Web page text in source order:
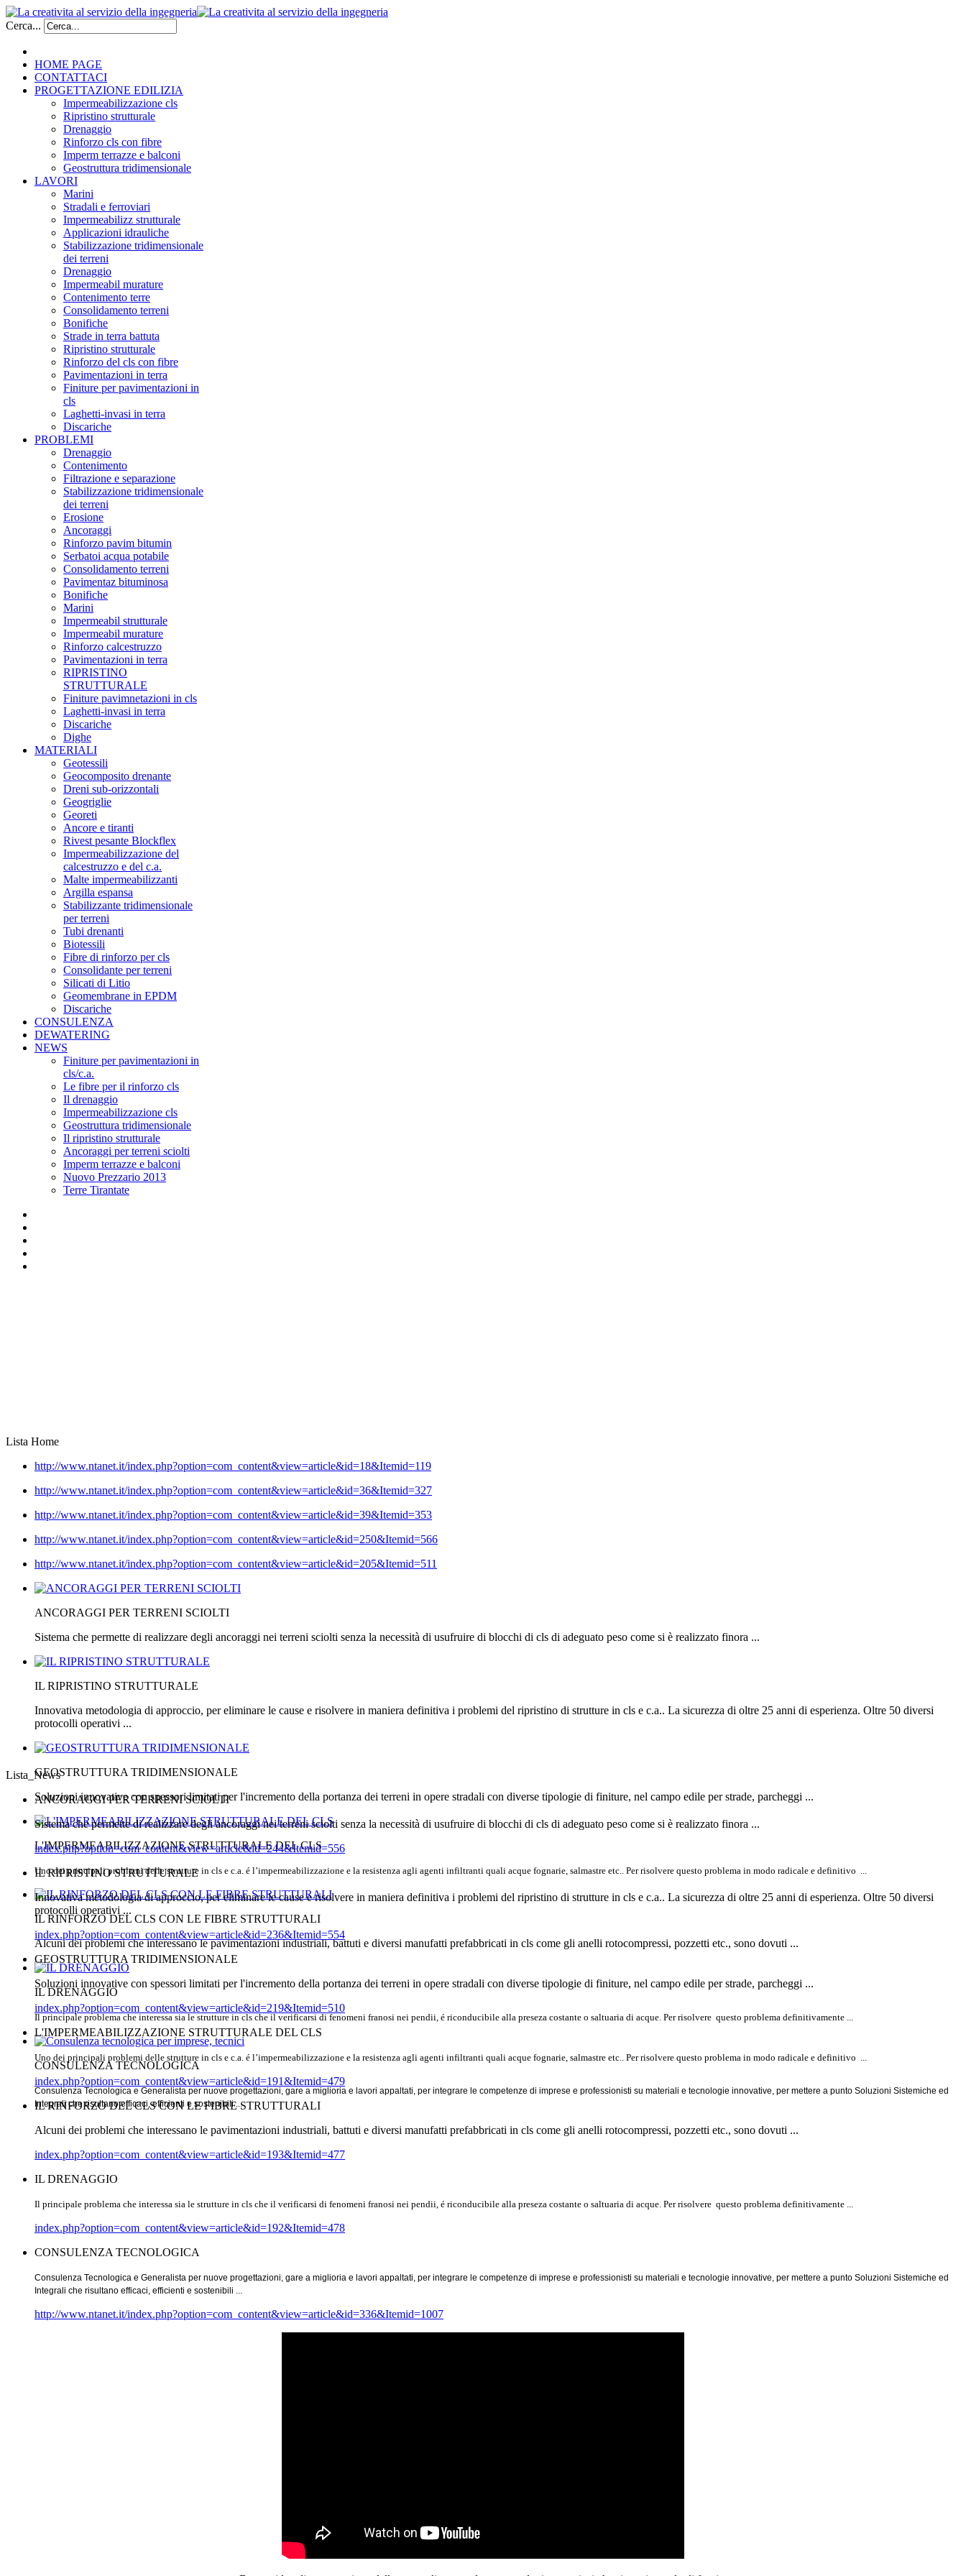
Cerca...
HOME PAGE
CONTATTACI
PROGETTAZIONE EDILIZIA
Impermeabilizzazione cls
Ripristino strutturale
Drenaggio
Rinforzo cls con fibre
Imperm terrazze e balconi
Geostruttura tridimensionale
LAVORI
Marini
Stradali e ferroviari
Impermeabilizz strutturale
Applicazioni idrauliche
Stabilizzazione tridimensionale
dei terreni
Drenaggio
Impermeabil murature
Contenimento terre
Consolidamento terreni
Bonifiche
Strade in terra battuta
Ripristino strutturale
Rinforzo del cls con fibre
Pavimentazioni in terra
Finiture per pavimentazioni in
cls
Laghetti-invasi in terra
Discariche
PROBLEMI
Drenaggio
Contenimento
Filtrazione e separazione
Stabilizzazione tridimensionale
dei terreni
Erosione
Ancoraggi
Rinforzo pavim bitumin
Serbatoi acqua potabile
Consolidamento terreni
Pavimentaz bituminosa
Bonifiche
Marini
Impermeabil strutturale
Impermeabil murature
Rinforzo calcestruzzo
Pavimentazioni in terra
RIPRISTINO
STRUTTURALE
Finiture pavimnetazioni in cls
Laghetti-invasi in terra
Discariche
Dighe
MATERIALI
Geotessili
Geocomposito drenante
Dreni sub-orizzontali
Geogriglie
Georeti
Ancore e tiranti
Rivest pesante Blockflex
Impermeabilizzazione del
calcestruzzo e del c.a.
Malte impermeabilizzanti
Argilla espansa
Stabilizzante tridimensionale
per terreni
Tubi drenanti
Biotessili
Fibre di rinforzo per cls
Consolidante per terreni
Silicati di Litio
Geomembrane in EPDM
Discariche
CONSULENZA
DEWATERING
NEWS
Finiture per pavimentazioni in
cls/c.a.
Le fibre per il rinforzo cls
Il drenaggio
Impermeabilizzazione cls
Geostruttura tridimensionale
Il ripristino strutturale
Ancoraggi per terreni sciolti
Imperm terrazze e balconi
Nuovo Prezzario 2013
Terre Tirantate
Lista Home
http://www.ntanet.it/index.php?option=com_content&view=article&id=18&Itemid=119
http://www.ntanet.it/index.php?option=com_content&view=article&id=36&Itemid=327
http://www.ntanet.it/index.php?option=com_content&view=article&id=39&Itemid=353
http://www.ntanet.it/index.php?option=com_content&view=article&id=250&Itemid=566
http://www.ntanet.it/index.php?option=com_content&view=article&id=205&Itemid=511
ANCORAGGI PER TERRENI SCIOLTI
Sistema che permette di realizzare degli ancoraggi nei terreni sciolti senza la necessità di usufruire di blocchi di cls di adeguato peso come si è realizzato finora ...
IL RIPRISTINO STRUTTURALE
Innovativa metodologia di approccio, per eliminare le cause e risolvere in maniera definitiva i problemi del ripristino di strutture in cls e c.a.. La sicurezza di oltre 25 anni di esperienza. Oltre 50 diversi
protocolli operativi ...
GEOSTRUTTURA TRIDIMENSIONALE
Soluzioni innovative con spessori limitati per l'incremento della portanza dei terreni in opere stradali con diverse tipologie di finiture, nel campo edile per strade, parcheggi ...
L'IMPERMEABILIZZAZIONE STRUTTURALE DEL CLS
Uno dei principali problemi delle strutture in cls e c.a. é l’impermeabilizzazione e la resistenza agli agenti infiltranti quali acque fognarie, salmastre etc.. Per risolvere questo problema in modo radicale e definitivo ...
IL RINFORZO DEL CLS CON LE FIBRE STRUTTURALI
Alcuni dei problemi che interessano le pavimentazioni industriali, battuti e diversi manufatti prefabbricati in cls come gli anelli rotocompressi, pozzetti etc., sono dovuti ...
IL DRENAGGIO
Il principale problema che interessa sia le strutture in cls che il verificarsi di fenomeni franosi nei pendii, é riconducibile alla preseza costante o saltuaria di acque. Per risolvere questo problema definitivamente ...
CONSULENZA TECNOLOGICA
Consulenza Tecnologica e Generalista per nuove progettazioni, gare a miglioria e lavori appaltati, per integrare le competenze di imprese e professionisti su materiali e tecnologie innovative, per mettere a punto Soluzioni Sistemiche ed
Integrali che risultano efficaci, efficienti e sostenibili ...
Lista_News
ANCORAGGI PER TERRENI SCIOLTI
Sistema che permette di realizzare degli ancoraggi nei terreni sciolti senza la necessità di usufruire di blocchi di cls di adeguato peso come si è realizzato finora ...
index.php?option=com_content&view=article&id=244&Itemid=556
IL RIPRISTINO STRUTTURALE
Innovativa metodologia di approccio, per eliminare le cause e risolvere in maniera definitiva i problemi del ripristino di strutture in cls e c.a.. La sicurezza di oltre 25 anni di esperienza. Oltre 50 diversi
protocolli operativi ...
index.php?option=com_content&view=article&id=236&Itemid=554
GEOSTRUTTURA TRIDIMENSIONALE
Soluzioni innovative con spessori limitati per l'incremento della portanza dei terreni in opere stradali con diverse tipologie di finiture, nel campo edile per strade, parcheggi ...
index.php?option=com_content&view=article&id=219&Itemid=510
L'IMPERMEABILIZZAZIONE STRUTTURALE DEL CLS
Uno dei principali problemi delle strutture in cls e c.a. é l’impermeabilizzazione e la resistenza agli agenti infiltranti quali acque fognarie, salmastre etc.. Per risolvere questo problema in modo radicale e definitivo ...
index.php?option=com_content&view=article&id=191&Itemid=479
IL RINFORZO DEL CLS CON LE FIBRE STRUTTURALI
Alcuni dei problemi che interessano le pavimentazioni industriali, battuti e diversi manufatti prefabbricati in cls come gli anelli rotocompressi, pozzetti etc., sono dovuti ...
index.php?option=com_content&view=article&id=193&Itemid=477
IL DRENAGGIO
Il principale problema che interessa sia le strutture in cls che il verificarsi di fenomeni franosi nei pendii, é riconducibile alla preseza costante o saltuaria di acque. Per risolvere questo problema definitivamente ...
index.php?option=com_content&view=article&id=192&Itemid=478
CONSULENZA TECNOLOGICA
Consulenza Tecnologica e Generalista per nuove progettazioni, gare a miglioria e lavori appaltati, per integrare le competenze di imprese e professionisti su materiali e tecnologie innovative, per mettere a punto Soluzioni Sistemiche ed
Integrali che risultano efficaci, efficienti e sostenibili ...
http://www.ntanet.it/index.php?option=com_content&view=article&id=336&Itemid=1007